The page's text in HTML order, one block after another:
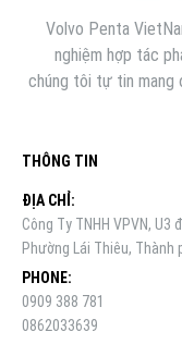
Volvo Penta
nghiệm hợp tác
chúng tôi tự tin mang
THÔNG TIN
ĐỊA CHỈ:
Công Ty TNHH VPVN, U3
Phường Lái Thiêu, Thành
PHONE:
0909 388 781
0862033639